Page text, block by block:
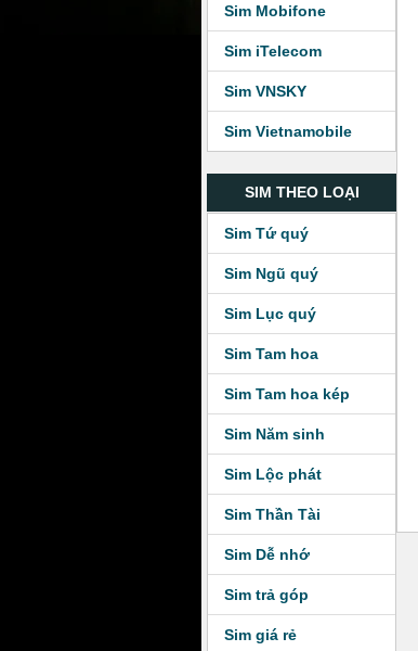
Sim Mobifone
Sim iTelecom
Sim VNSKY
Sim Vietnamobile
SIM THEO LOẠI
Sim Tứ quý
Sim Ngũ quý
Sim Lục quý
Sim Tam hoa
Sim Tam hoa kép
Sim Năm sinh
Sim Lộc phát
Sim Thần Tài
Sim Dễ nhớ
Sim trả góp
Sim giá rẻ